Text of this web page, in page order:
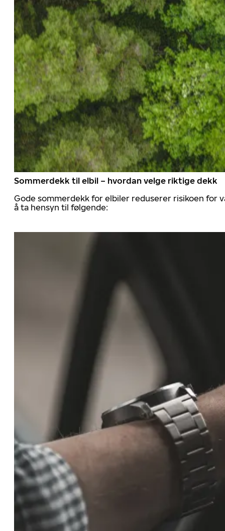
Sommerdekk til elbil – hvordan velge riktige dekk
Gode sommerdekk for elbiler reduserer risikoen for
å ta hensyn til følgende: